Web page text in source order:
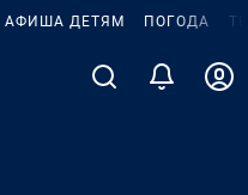
АФИША ДЕТЯМ ПОГОДА